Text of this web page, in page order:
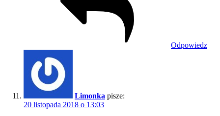
Odpowiedz
Limonka pisze:
20 listopada 2018 o 13:03